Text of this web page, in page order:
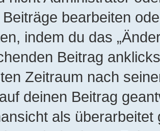
bearbeiten
indem du das
Beitrag
Zeitraum nach
deinen Beitrag
als